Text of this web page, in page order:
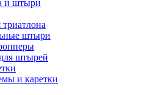
и штыри
штыри
штырей
и каретки